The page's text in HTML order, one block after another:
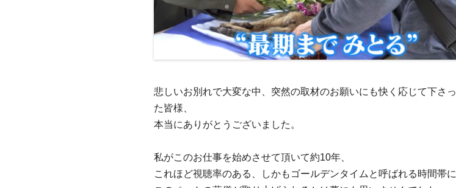
悲しいお別れで大変な中、突然の取材のお願いにも快く応じて下さっ
た皆様、
本当にありがとうございました。
私がこのお仕事を始めさせて頂いて約10年、
これほど視聴率のある、しかもゴールデンタイムと呼ばれる時間帯に